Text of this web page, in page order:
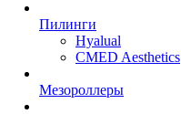
Пилинги
Hyalual
CMED Aesthetics
Мезороллеры